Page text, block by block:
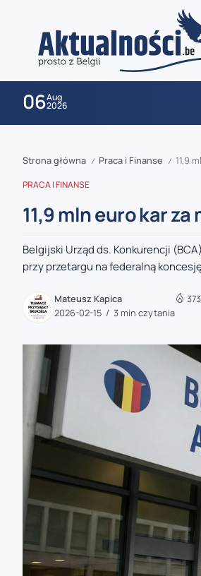
06Aug
2026
zaobserwuj nas
zaobserwuj nas
zaobserwuj nas
zaobserwuj nas
zaobserwuj nas
Strona główna / Praca i Finanse / 11,9
PRACA I FINANSE
11,9 mln euro kar
Belgijski Urząd ds. Konkurencji
przy przetargu na federalną
Mateusz Kapica
2026-02-15
3 min czytania
373